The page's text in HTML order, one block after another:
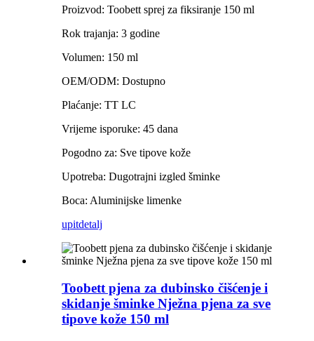
Proizvod: Toobett sprej za fiksiranje 150 ml
Rok trajanja: 3 godine
Volumen: 150 ml
OEM/ODM: Dostupno
Plaćanje: TT LC
Vrijeme isporuke: 45 dana
Pogodno za: Sve tipove kože
Upotreba: Dugotrajni izgled šminke
Boca: Aluminijske limenke
upitdetalj
Toobett pjena za dubinsko čišćenje i
skidanje šminke Nježna pjena za sve
tipove kože 150 ml